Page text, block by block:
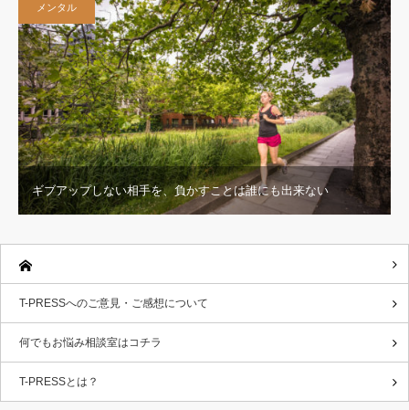
メンタル
ギブアップしない相手を、負かすことは誰にも出来ない
T-PRESSへのご意見・ご感想について
何でもお悩み相談室はコチラ
T-PRESSとは？